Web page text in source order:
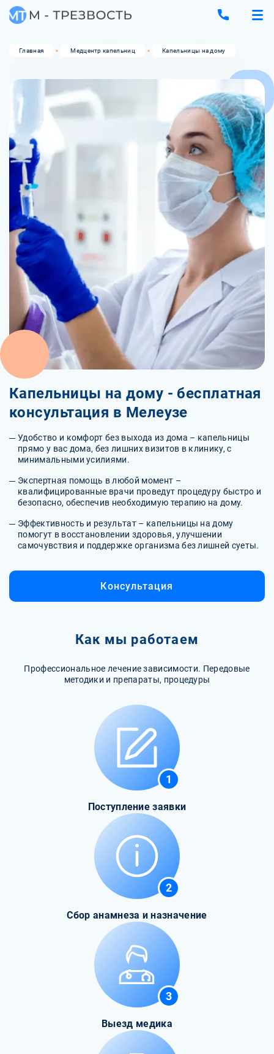
Главная Медцентр капельниц Капельницы на дому
Капельницы на дому - бесплатная
консультация в Мелеузе
Удобство и комфорт без выхода из дома – капельницы
прямо у вас дома, без лишних визитов в клинику, с
минимальными усилиями.
Экспертная помощь в любой момент –
квалифицированные врачи проведут процедуру быстро и
безопасно, обеспечив необходимую терапию на дому.
Эффективность и результат – капельницы на дому
помогут в восстановлении здоровья, улучшении
самочувствия и поддержке организма без лишней суеты.
Консультация
Как мы работаем
Профессиональное лечение зависимости. Передовые
методики и препараты, процедуры
1
Поступление заявки
2
Сбор анамнеза и назначение
3
Выезд медика